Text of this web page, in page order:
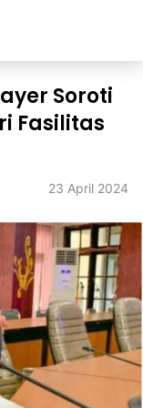
Soroti
Fasilitas
23 April 2024